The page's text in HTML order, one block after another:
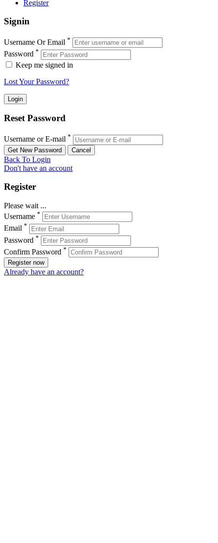
Register
Signin
Username Or Email *
Password *
Keep me signed in
Lost Your Password?
Reset Password
Username or E-mail *
Back To Login
Don't have an account
Register
Please wait ...
Username *
Email *
Password *
Confirm Password *
Register now
Already have an account?